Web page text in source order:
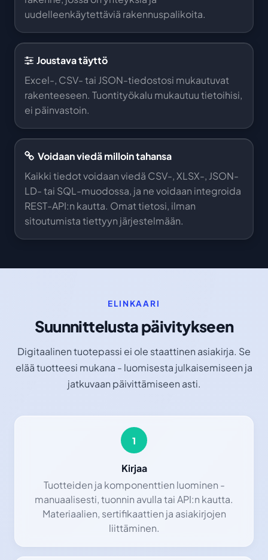
uudelleenkäytettäviä rakennuspalikoita.
Joustava täyttö
Excel-, CSV- tai JSON-tiedostosi mukautuvat
rakenteeseen. Tuontityökalu mukautuu tietoihisi,
ei päinvastoin.
Voidaan viedä milloin tahansa
Kaikki tiedot voidaan viedä CSV-, XLSX-, JSON-
LD- tai SQL-muodossa, ja ne voidaan integroida
REST-API:n kautta. Omat tietosi, ilman
sitoutumista tiettyyn järjestelmään.
ELINKAARI
Suunnittelusta päivitykseen
Digitaalinen tuotepassi ei ole staattinen asiakirja. Se
elää tuotteesi mukana - luomisesta julkaisemiseen ja
jatkuvaan päivittämiseen asti.
1
Kirjaa
Tuotteiden ja komponenttien luominen -
manuaalisesti, tuonnin avulla tai API:n kautta.
Materiaalien, sertifikaattien ja asiakirjojen
liittäminen.